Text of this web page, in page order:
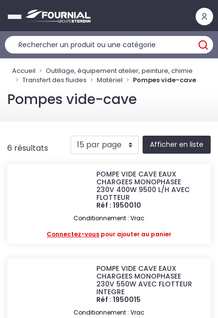
Accueil
Outillage, équipement atelier, peinture, chimie
Transfert des fluides
Matériel Pompes vide-cave
Pompes vide-cave
6 résultats Afficher en liste
POMPE VIDE CAVE EAUX
CHARGEES MONOPHASEE
230V 400W 9500 L/H AVEC
FLOTTEUR
Réf : 1950010
Conditionnement : Vrac
Connectez-vous pour ajouter au panier
POMPE VIDE CAVE EAUX
CHARGEES MONOPHASEE
230V 550W AVEC FLOTTEUR
INTEGRE
Réf : 1950015
Conditionnement : Vrac